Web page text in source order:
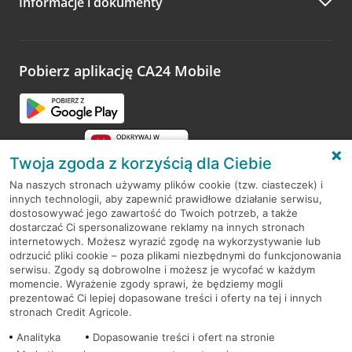
Zachęcamy do podzielenia się z nami opinią o wizycie.
opinie.
Pobierz aplikację CA24 Mobile
RODO
Regulamin serwisu
Mapa serwisu
PolitykaCookies
Twoja zgoda z korzyścią dla Ciebie
Na naszych stronach używamy plików cookie (tzw. ciasteczek) i
innych technologii, aby zapewnić prawidłowe działanie serwisu,
dostosowywać jego zawartość do Twoich potrzeb, a także
dostarczać Ci spersonalizowane reklamy na innych stronach
internetowych. Możesz wyrazić zgodę na wykorzystywanie lub
odrzucić pliki cookie – poza plikami niezbędnymi do funkcjonowania
serwisu. Zgody są dobrowolne i możesz je wycofać w każdym
momencie. Wyrażenie zgody sprawi, że będziemy mogli
prezentować Ci lepiej dopasowane treści i oferty na tej i innych
stronach Credit Agricole.
Analityka
Dopasowanie treści i ofert na stronie